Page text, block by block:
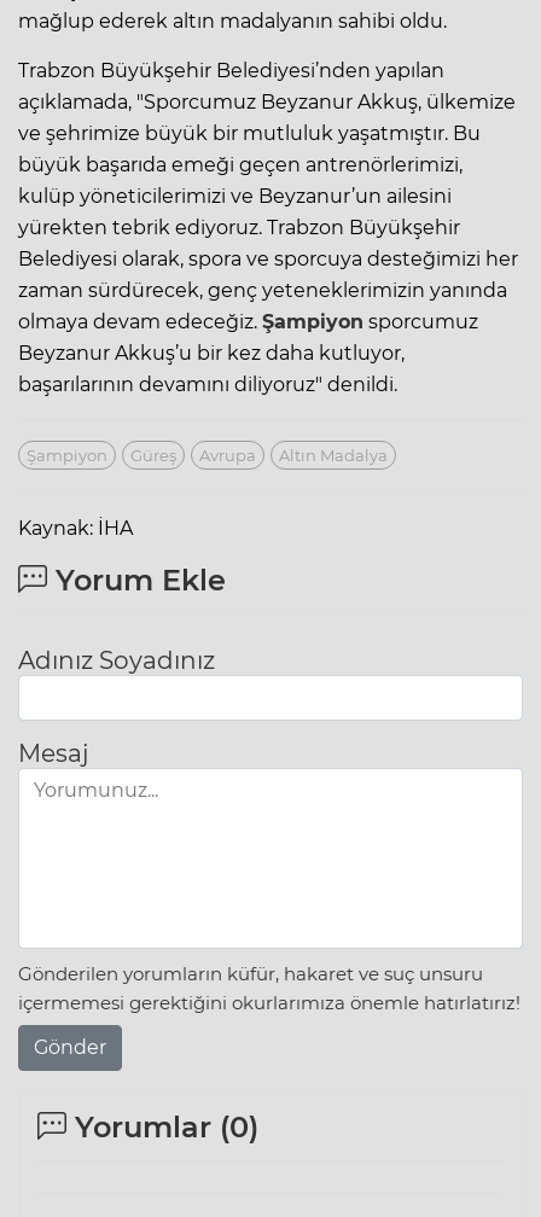
mağlup ederek altın madalyanın sahibi oldu.
Trabzon Büyükşehir Belediyesi’nden yapılan
açıklamada, "Sporcumuz Beyzanur Akkuş, ülkemize
ve şehrimize büyük bir mutluluk yaşatmıştır. Bu
büyük başarıda emeği geçen antrenörlerimizi,
kulüp yöneticilerimizi ve Beyzanur’un ailesini
yürekten tebrik ediyoruz. Trabzon Büyükşehir
Belediyesi olarak, spora ve sporcuya desteğimizi her
zaman sürdürecek, genç yeteneklerimizin yanında
olmaya devam edeceğiz. Şampiyon sporcumuz
Beyzanur Akkuş’u bir kez daha kutluyor,
başarılarının devamını diliyoruz" denildi.
Şampiyon Güreş Avrupa Altın Madalya
Kaynak: İHA
Yorum Ekle
Adınız Soyadınız
Mesaj
Gönderilen yorumların küfür, hakaret ve suç unsuru
içermemesi gerektiğini okurlarımıza önemle hatırlatırız!
Gönder
Yorumlar (0)